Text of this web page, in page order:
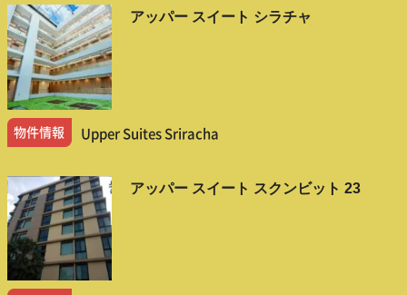
アッパー スイート シラチャ
物件情報 Upper Suites Sriracha
アッパー スイート スクンビット 23